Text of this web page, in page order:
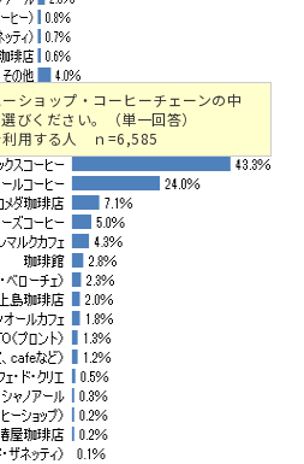
ショップ・コーヒーチェーンの中
びください。（単一回答）
利用する人 ｎ=6,585